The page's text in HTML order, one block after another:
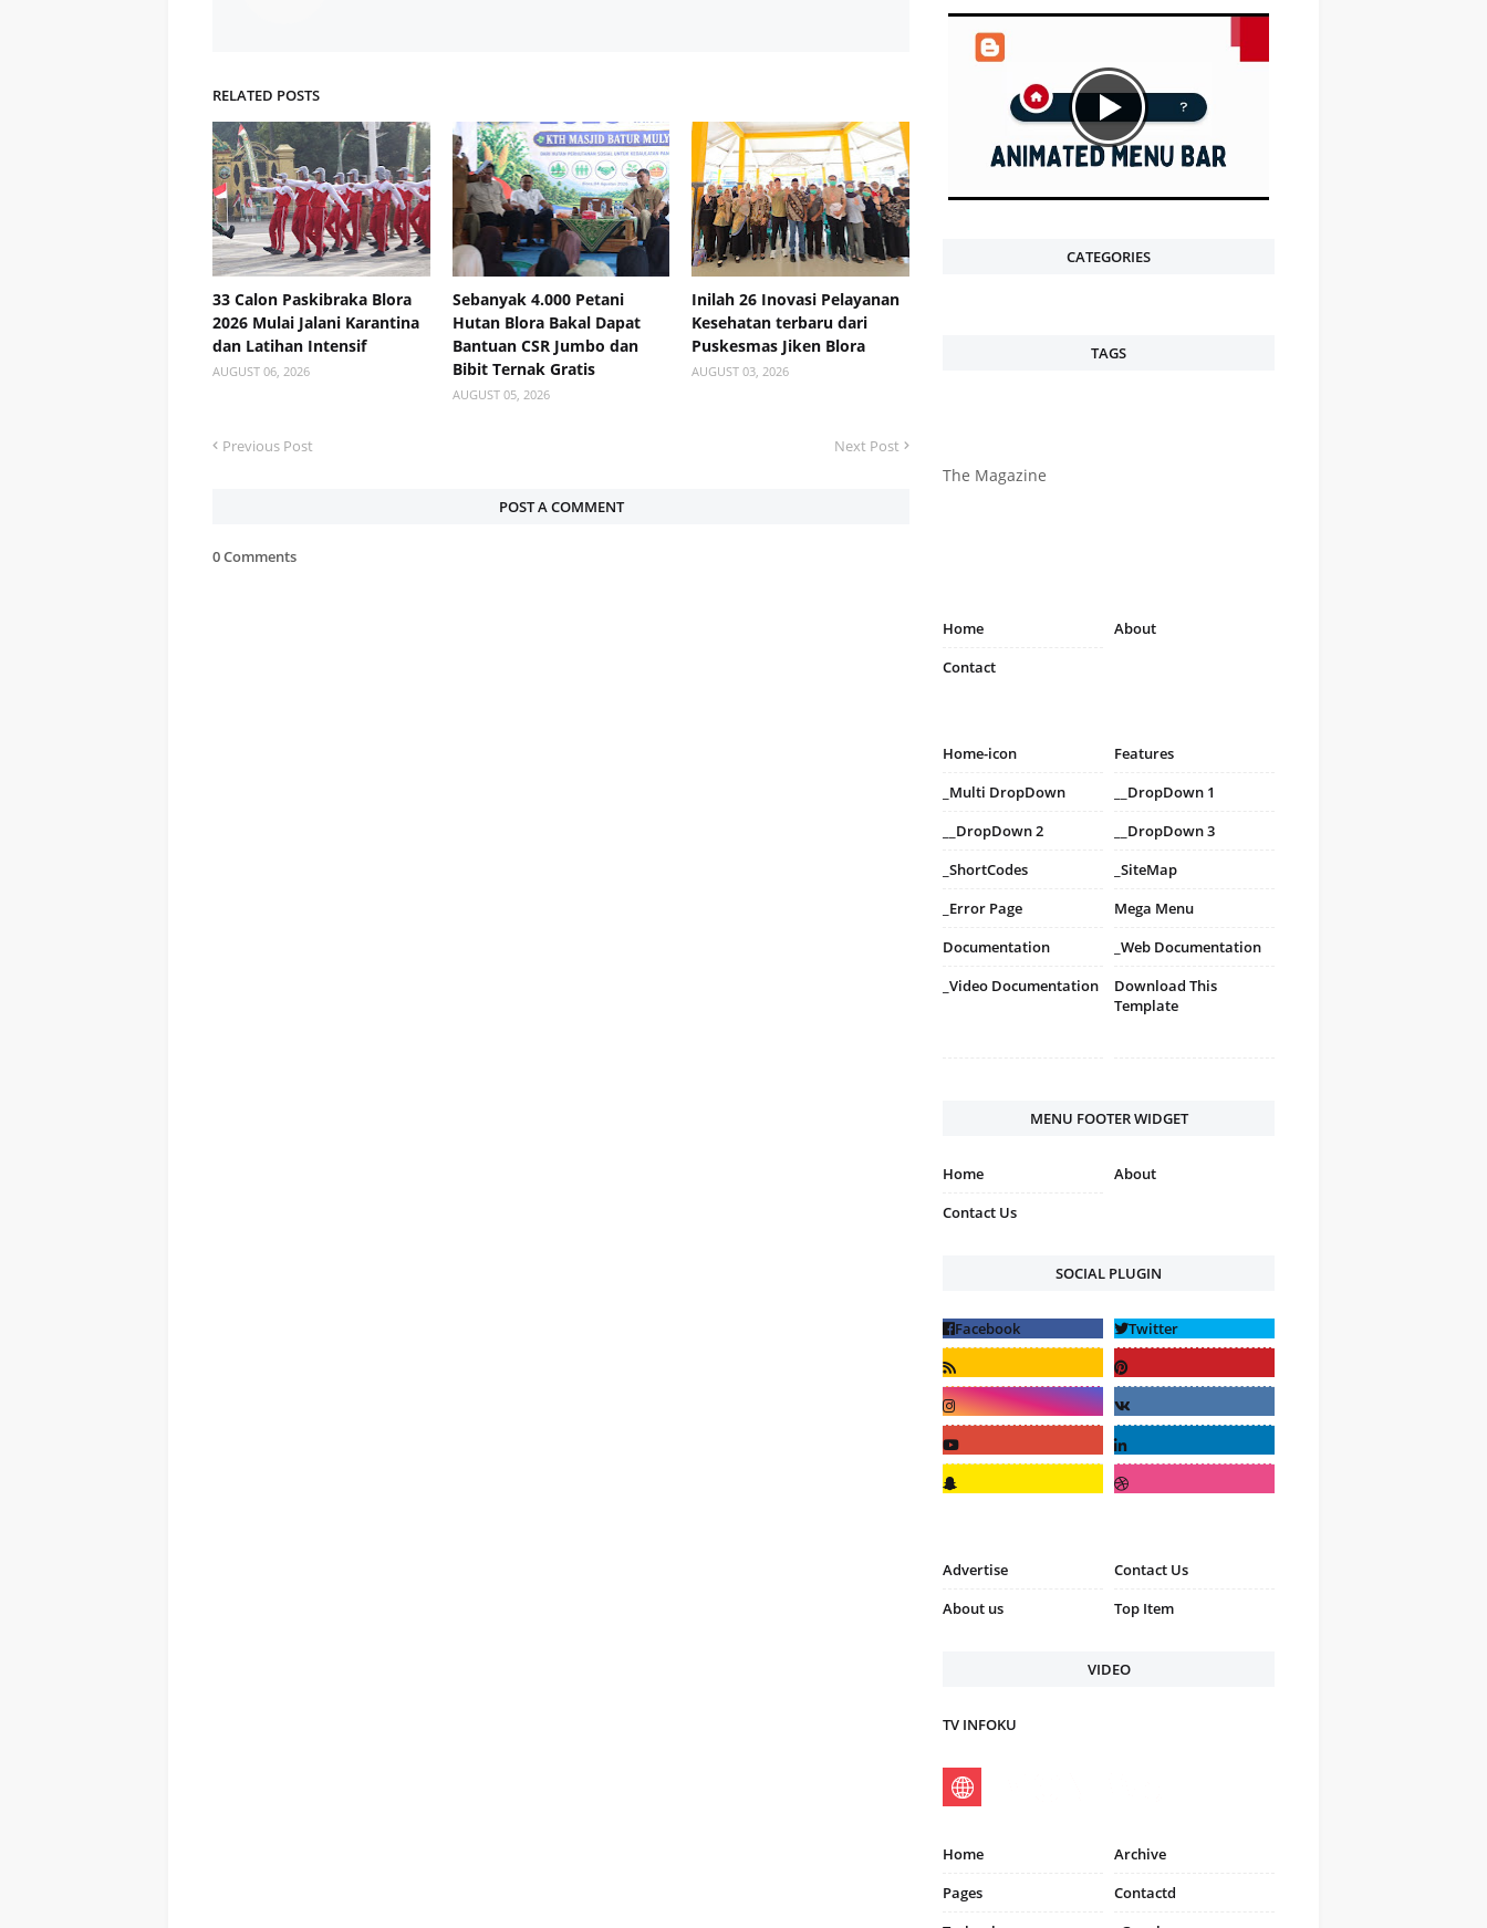
RELATED POSTS
33 Calon Paskibraka Blora
2026 Mulai Jalani Karantina
dan Latihan Intensif
AUGUST 06, 2026
Sebanyak 4.000 Petani
Hutan Blora Bakal Dapat
Bantuan CSR Jumbo dan
Bibit Ternak Gratis
AUGUST 05, 2026
Inilah 26 Inovasi Pelayanan
Kesehatan terbaru dari
Puskesmas Jiken Blora
AUGUST 03, 2026
Previous Post Next Post
POST A COMMENT
0 Comments
CATEGORIES
TAGS
The Magazine
Home
About
Contact
Home-icon
Features
_Multi DropDown
__DropDown 1
__DropDown 2
__DropDown 3
_ShortCodes
_SiteMap
_Error Page
Mega Menu
Documentation
_Web Documentation
_Video Documentation
Download This
Template
MENU FOOTER WIDGET
Home
About
Contact Us
SOCIAL PLUGIN
Advertise
Contact Us
About us
Top Item
VIDEO
TV INFOKU
Home
Archive
Pages
Contactd